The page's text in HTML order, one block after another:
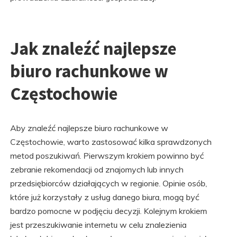
Jak znaleźć najlepsze
biuro rachunkowe w
Częstochowie
Aby znaleźć najlepsze biuro rachunkowe w
Częstochowie, warto zastosować kilka sprawdzonych
metod poszukiwań. Pierwszym krokiem powinno być
zebranie rekomendacji od znajomych lub innych
przedsiębiorców działających w regionie. Opinie osób,
które już korzystały z usług danego biura, mogą być
bardzo pomocne w podjęciu decyzji. Kolejnym krokiem
jest przeszukiwanie internetu w celu znalezienia